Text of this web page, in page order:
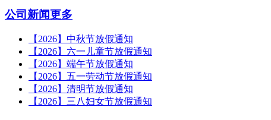
公司新闻更多
【2026】中秋节放假通知
【2026】六一儿童节放假通知
【2026】端午节放假通知
【2026】五一劳动节放假通知
【2026】清明节放假通知
【2026】三八妇女节放假通知